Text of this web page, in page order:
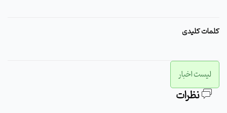
کلمات کلیدی
لیست اخبار
نظرات